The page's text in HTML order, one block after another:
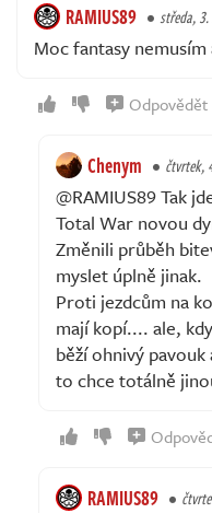
RAMIUS89 středa,
Moc fantasy
Odpovědět
Chenym čtvrtek,
@RAMIUS89 Tak
Total War novou
Změnili průběh
myslet úplně jinak.
Proti jezdcům na
mají kopí.... ale,
běží ohnivý
to chce totálně
RAMIUS89